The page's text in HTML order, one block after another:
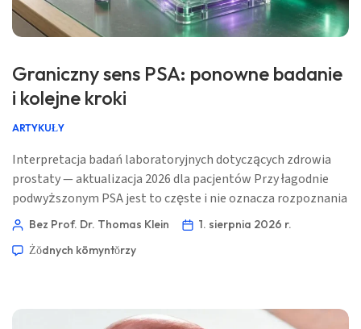
Graniczny sens PSA: ponowne badanie
i kolejne kroki
ARTYKUŁY
Interpretacja badań laboratoryjnych dotyczących zdrowia
prostaty — aktualizacja 2026 dla pacjentów Przy łagodnie
podwyższonym PSA jest to częste i nie oznacza rozpoznania
raka. Kolejna decyzja zależy od wieku, wcześniejszych
moczowego, leków oraz tego, czy wynik utrzymuje się w
🩺 Medycznie […]
Bez Prof. Dr. Thomas Klein
1. sierpnia 2026 r.
Żŏdnych kōmyntŏrzy